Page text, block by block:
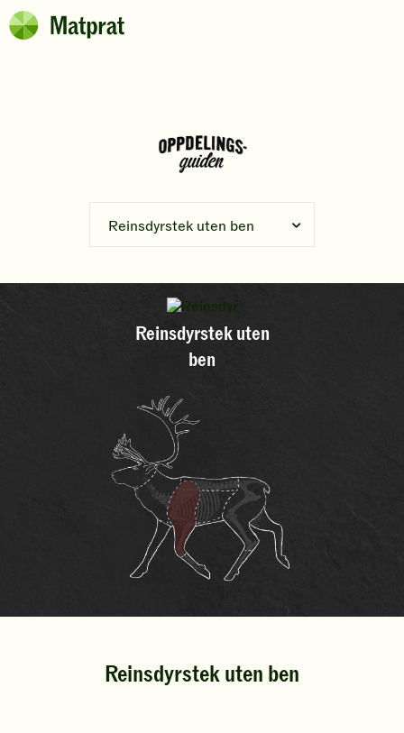
Hopp til hovedinnhold
Matprat
Reinsdyrstek uten ben
Reinsdyrstek uten
ben
Reinsdyrstek uten ben